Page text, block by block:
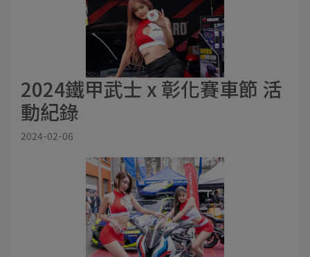
2024鐵甲武士 x 彰化賽車節 活
動紀錄
2024-02-06